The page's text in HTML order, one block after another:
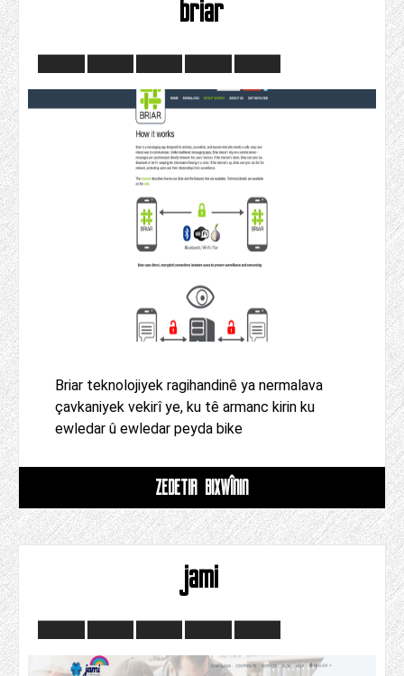
briar
Briar teknolojiyek ragihandinê ya nermalava
çavkaniyek vekirî ye, ku tê armanc kirin ku
ewledar û ewledar peyda bike
ZÊDETIR BIXWÎNIN
jami